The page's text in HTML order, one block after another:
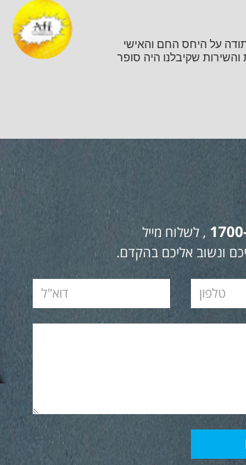
על היחס החם והאישי
שקיבלנו היה סופר
, לשלוח מייל
ונשוב אליכם בהקדם.